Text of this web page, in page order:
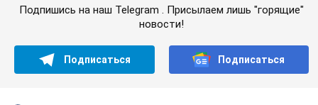
Подпишись на наш Telegram . Присылаем лишь "горящие"
новости!
Подписаться Подписаться